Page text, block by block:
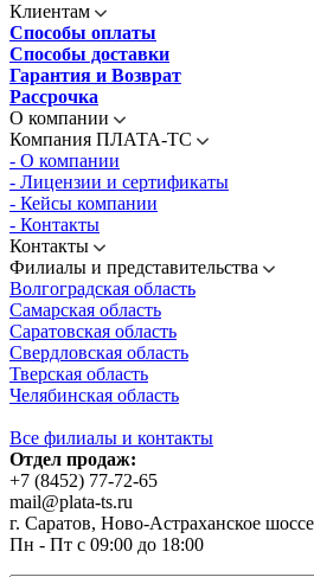
Клиентам
Способы оплаты
Способы доставки
Гарантия и Возврат
Рассрочка
О компании
Компания ПЛАТА-ТС
- О компании
- Лицензии и сертификаты
- Кейсы компании
- Контакты
Контакты
Филиалы и представительства
Волгоградская область
Самарская область
Саратовская область
Свердловская область
Тверская область
Челябинская область
Все филиалы и контакты
Отдел продаж:
+7 (8452) 77-72-65
mail@plata-ts.ru
г. Саратов, Ново-Астраханское
Пн - Пт с 09:00 до 18:00